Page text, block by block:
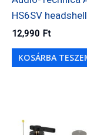
HS6SV headshell
12,990 Ft
KOSÁRBA